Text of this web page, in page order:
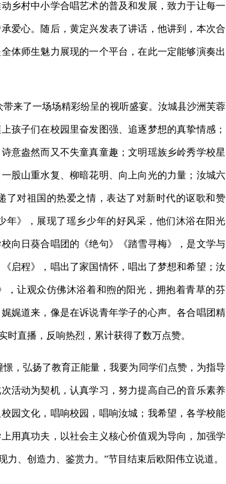
乡村中小学合唱艺术的普及和发展，致力于让每一
爱心。随后，黄定兴发表了讲话，他讲到，本次合
体师生魅力展现的一个平台，在此一定能够演奏出
来了一场场精彩纷呈的视听盛宴。汝城县沙洲芙蓉
孩子们在校园里奋发图强、追逐梦想的真挚情感；
意盎然而又不失童真童趣；文明瑶族乡岭秀学校星
股山重水复、柳暗花明、向上向光的力量；汝城六
对祖国的热爱之情，表达了对新时代的讴歌和赞
年》，展现了瑶乡少年的好风采，他们沐浴在阳光
向日葵合唱团的《绝句》《踏雪寻梅》，是文学与
启程》，唱出了家国情怀，唱出了梦想和希望；汝
让观众仿佛沐浴着和煦的阳光，拥抱着青草的芬
娓道来，像是在诉说青年学子的心声。各合唱团精
直播，反响热烈，累计获得了数万点赞。
，弘扬了教育正能量，我要为同学们点赞，为指导
活动为契机，认真学习，努力提高自己的音乐素养
园文化，唱响校园，唱响汝城；我希望，各学校能
用真功夫，以社会主义核心价值观为导向，加强学
、创造力、鉴赏力。”节目结束后欧阳伟立说道。